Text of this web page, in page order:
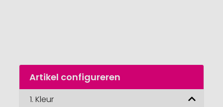
Naar
begin
Artikel configureren
1. Kleur